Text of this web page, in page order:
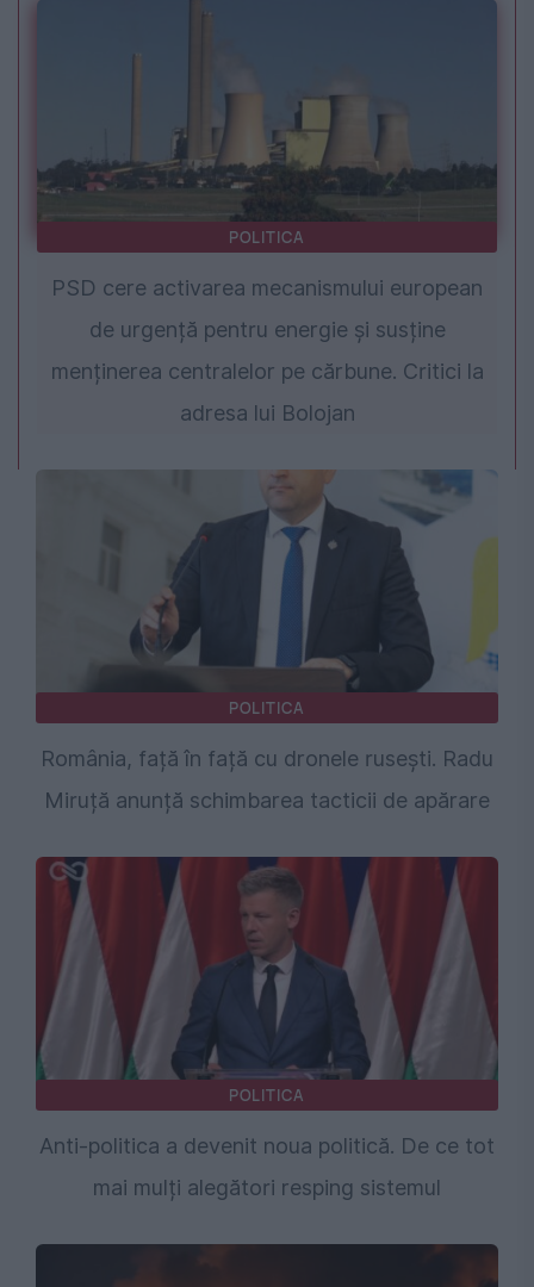
POLITICA
PSD cere activarea mecanismului european
de urgență pentru energie și susține
menținerea centralelor pe cărbune. Critici la
adresa lui Bolojan
POLITICA
România, față în față cu dronele rusești. Radu
Miruță anunță schimbarea tacticii de apărare
POLITICA
Anti-politica a devenit noua politică. De ce tot
mai mulți alegători resping sistemul